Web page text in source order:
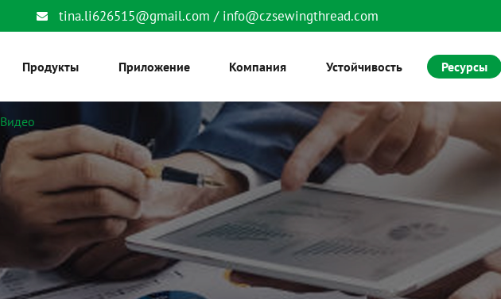
tina.li626515@gmail.com / info@czsewingthread.com
Продукты Приложение Компания Устойчивость Ресурсы
Видео